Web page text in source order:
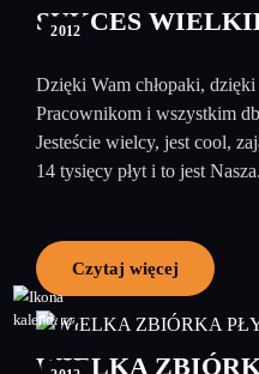
2012
SUKCES
Dzięki Wam chłopaki,
Pracownikom i wszystkim
Jesteście wielcy, jest cool,
14 tysięcy płyt i to jest
Czytaj więcej
12
WIELKA